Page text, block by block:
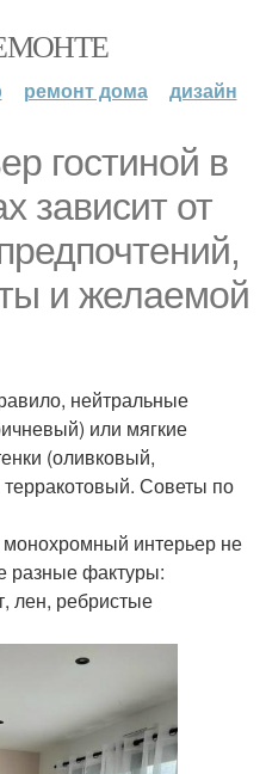
ремонт дома дизайн
гостиной в
зависит от
и желаемой
нейтральные
или мягкие
(оливковый,
Советы по
монохромный интерьер не
разные фактуры:
лен, ребристые